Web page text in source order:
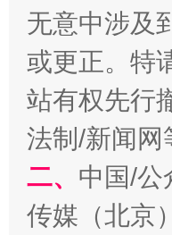
全民健身五年计划
无意中涉及
或更正。特
站有权先行
法制/新闻网
二、 中国/公
传媒（北京